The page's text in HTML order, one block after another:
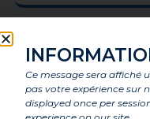
Ce message sera affiché
pas votre expérience sur
displayed once per